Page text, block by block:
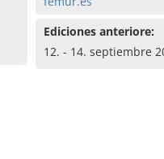
Ediciones anteriore:
12. - 14. septiembre